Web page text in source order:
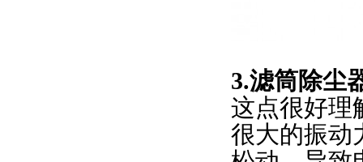
3.滤筒除尘
这点很好理
很大的振动